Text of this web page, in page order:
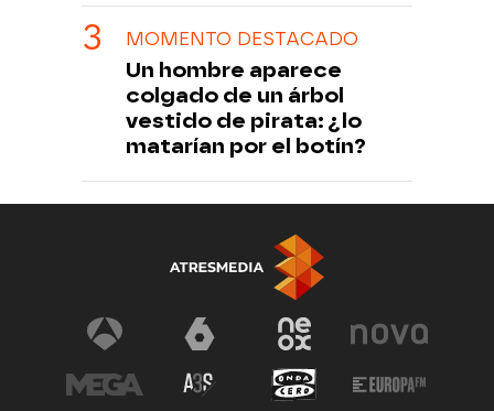
MOMENTO DESTACADO
Un hombre aparece
colgado de un árbol
vestido de pirata: ¿lo
matarían por el botín?